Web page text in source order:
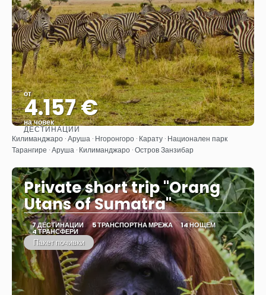
от
4.157 €
на човек
Вижте
ДЕСТИНАЦИИ
Килиманджаро · Аруша · Нгоронгоро · Карату · Национален парк
Тарангире · Аруша · Килиманджаро · Остров Занзибар
Private short trip "Orang
Utans of Sumatra"
7 ДЕСТИНАЦИИ 5 ТРАНСПОРТНА МРЕЖА 14 НОЩЕМ
4 ТРАНСФЕРИ
Пакет почивки